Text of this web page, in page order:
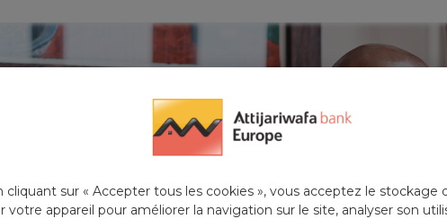
cliquant sur « Accepter tous les cookies », vous acceptez le stockage
votre appareil pour améliorer la navigation sur le site, analyser son